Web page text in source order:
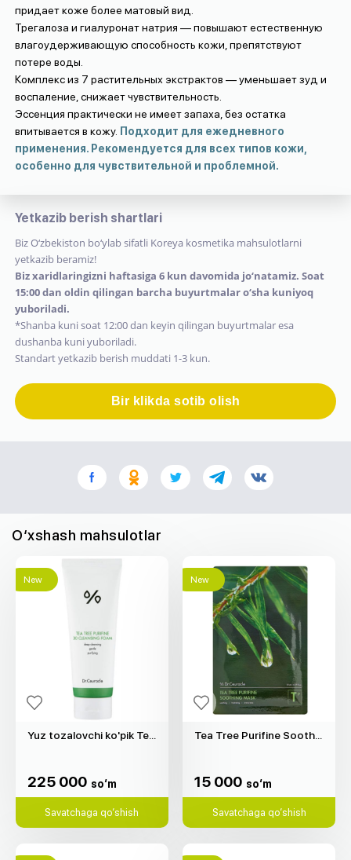
придает коже более матовый вид.
Трегалоза и гиалуронат натрия — повышают естественную
влагоудерживающую способность кожи, препятствуют
потере воды.
Комплекс из 7 растительных экстрактов — уменьшает зуд и
воспаление, снижает чувствительность.
Эссенция практически не имеет запаха, без остатка
впитывается в кожу. Подходит для ежедневного
применения. Рекомендуется для всех типов кожи,
особенно для чувствительной и проблемной.
Yetkazib berish shartlari
Biz O‘zbekiston bo‘ylab sifatli Koreya kosmetika mahsulotlarni
yetkazib beramiz!
Biz xaridlaringizni haftasiga 6 kun davomida jo‘natamiz. Soat
15:00 dan oldin qilingan barcha buyurtmalar o‘sha kuniyoq
yuboriladi.
*Shanba kuni soat 12:00 dan keyin qilingan buyurtmalar esa
dushanba kuni yuboriladi.
Standart yetkazib berish muddati 1-3 kun.
Bir klikda sotib olish
O‘xshash mahsulotlar
New
Yuz tozalovchi ko'pik Tea Tree Purifine 30 "Dr.Ceuracle" (150ml)
225 000 so‘m
Savatchaga qo‘shish
New
15 000 so‘m
Savatchaga qo‘shish